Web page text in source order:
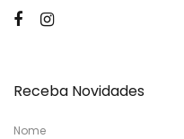
Receba Novidades
Nome